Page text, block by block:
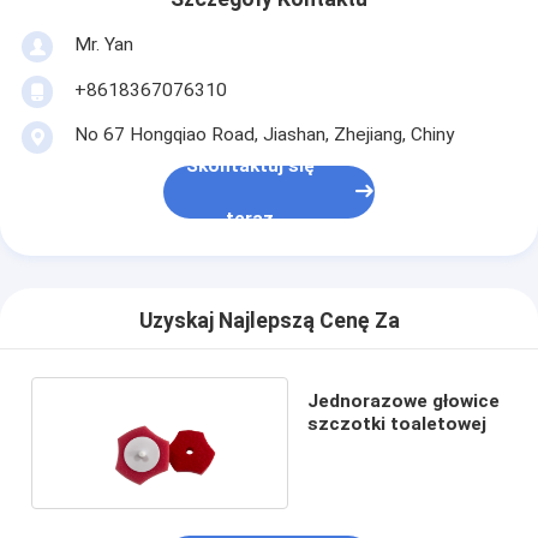
Mr. Yan
+8618367076310
No 67 Hongqiao Road, Jiashan, Zhejiang, Chiny
Skontaktuj się
teraz
Uzyskaj Najlepszą Cenę Za
Jednorazowe głowice
szczotki toaletowej